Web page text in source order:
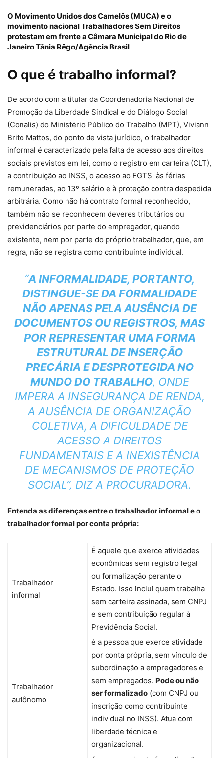
O Movimento Unidos dos Camelôs (MUCA) e o
movimento nacional Trabalhadores Sem Direitos
protestam em frente a Câmara Municipal do Rio de
JaneiroTânia Rêgo/Agência Brasil
O que é trabalho informal?
De acordo com a titular da Coordenadoria Nacional de
Promoção da Liberdade Sindical e do Diálogo Social
(Conalis) do Ministério Público do Trabalho (MPT), Viviann
Brito Mattos, do ponto de vista jurídico, o trabalhador
informal é caracterizado pela falta de acesso aos direitos
sociais previstos em lei, como o registro em carteira (CLT),
a contribuição ao INSS, o acesso ao FGTS, às férias
remuneradas, ao 13º salário e à proteção contra despedida
arbitrária. Como não há contrato formal reconhecido,
também não se reconhecem deveres tributários ou
previdenciários por parte do empregador, quando
existente, nem por parte do próprio trabalhador, que, em
regra, não se registra como contribuinte individual.
“A INFORMALIDADE, PORTANTO,
DISTINGUE-SE DA FORMALIDADE
NÃO APENAS PELA AUSÊNCIA DE
DOCUMENTOS OU REGISTROS, MAS
POR REPRESENTAR UMA FORMA
ESTRUTURAL DE INSERÇÃO
PRECÁRIA E DESPROTEGIDA NO
MUNDO DO TRABALHO, ONDE
IMPERA A INSEGURANÇA DE RENDA,
A AUSÊNCIA DE ORGANIZAÇÃO
COLETIVA, A DIFICULDADE DE
ACESSO A DIREITOS
FUNDAMENTAIS E A INEXISTÊNCIA
DE MECANISMOS DE PROTEÇÃO
SOCIAL”, DIZ A PROCURADORA.
Entenda as diferenças entre o trabalhador informal e o
trabalhador formal por conta própria:
Trabalhador
informal
É aquele que exerce atividades
econômicas sem registro legal
ou formalização perante o
Estado. Isso inclui quem trabalha
sem carteira assinada, sem CNPJ
e sem contribuição regular à
Previdência Social.
Trabalhador
autônomo
é a pessoa que exerce atividade
por conta própria, sem vínculo de
subordinação a empregadores e
sem empregados. Pode ou não
ser formalizado (com CNPJ ou
inscrição como contribuinte
individual no INSS). Atua com
liberdade técnica e
organizacional.